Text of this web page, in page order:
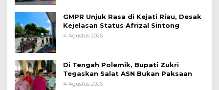
GMPR Unjuk Rasa di Kejati Riau, Desak
Kejelasan Status Afrizal Sintong
4 Agustus 2026
Di Tengah Polemik, Bupati Zukri
Tegaskan Salat ASN Bukan Paksaan
4 Agustus 2026